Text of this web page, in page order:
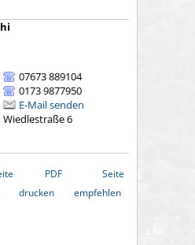
07673 889104
0173 9877950
E-Mail senden
Wiedlestraße 6
PDF
drucken
Seite
empfehlen